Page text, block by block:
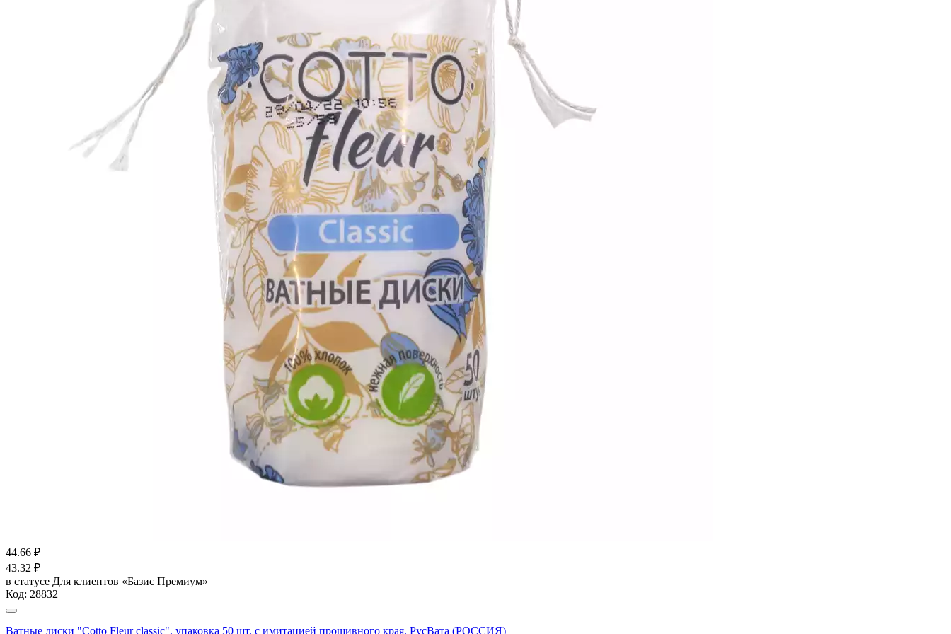
44.66 ₽
43.32 ₽
в статусе Для клиентов «Базис Премиум»
Код: 28832
Ватные диски "Cotto Fleur classic", упаковка 50 шт, с имитацией прошивного края, РусВата (РОССИЯ)